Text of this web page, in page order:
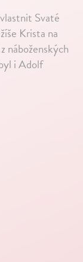
Svaté
Krista na
náboženských
i Adolf